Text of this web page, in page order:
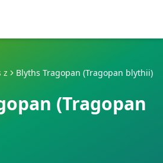
z Blyths Tragopan (Tragopan blythii)
(Tragopan